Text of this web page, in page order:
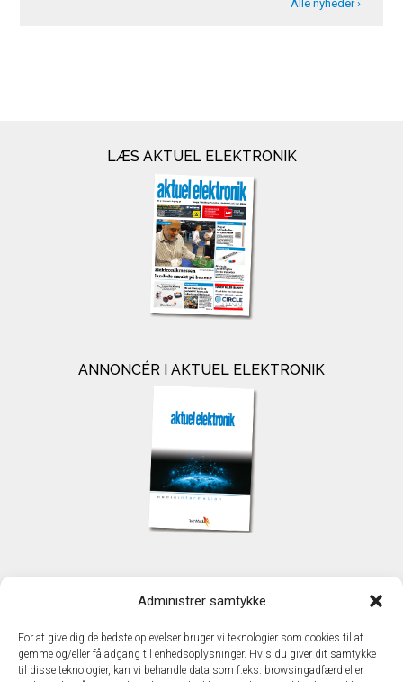
Administrer samtykke
For at give dig de bedste oplevelser bruger vi teknologier som cookies til at
gemme og/eller få adgang til enhedsoplysninger. Hvis du giver dit samtykke
til disse teknologier, kan vi behandle data som f.eks. browsingadfærd eller
Alle nyheder ›
LÆS AKTUEL ELEKTRONIK
ANNONCÉR I AKTUEL ELEKTRONIK
TechMedia A/S
DK - 2600 Glostrup
www.techmedia.dk